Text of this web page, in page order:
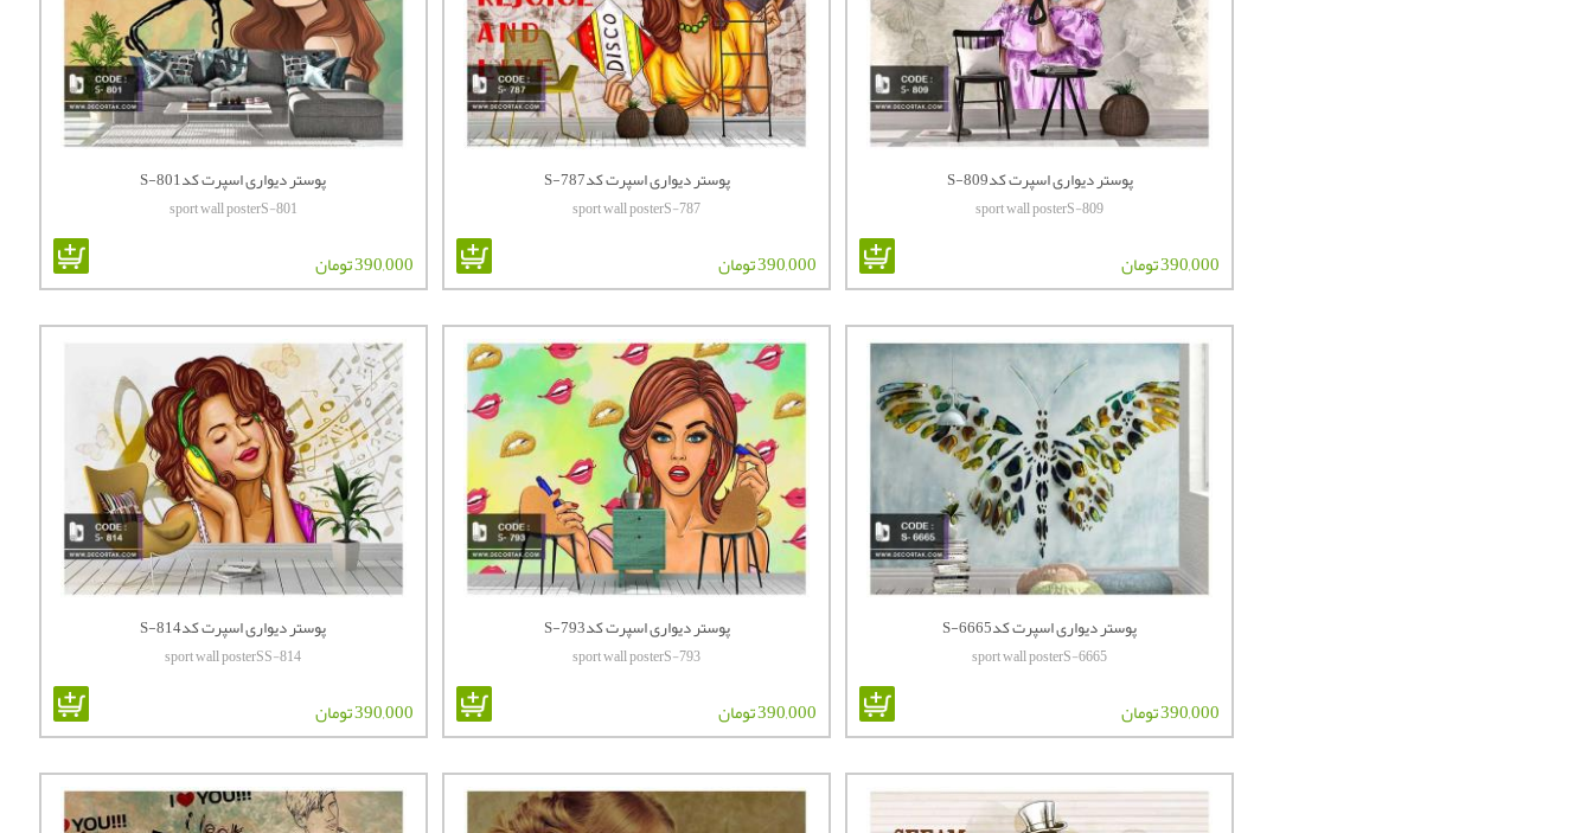
پوستر دیواری اسپرت کدS-809
sport wall posterS-809
390,000 تومان
پوستر دیواری اسپرت کدS-787
sport wall posterS-787
390,000 تومان
پوستر دیواری اسپرت کدS-801
sport wall posterS-801
390,000 تومان
پوستر دیواری اسپرت کدS-6665
sport wall posterS-6665
390,000 تومان
پوستر دیواری اسپرت کدS-793
sport wall posterS-793
390,000 تومان
پوستر دیواری اسپرت کدS-814
sport wall posterSS-814
390,000 تومان